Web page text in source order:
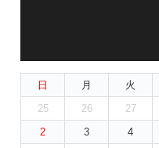
日 月 火
25
26 27
2
3 4